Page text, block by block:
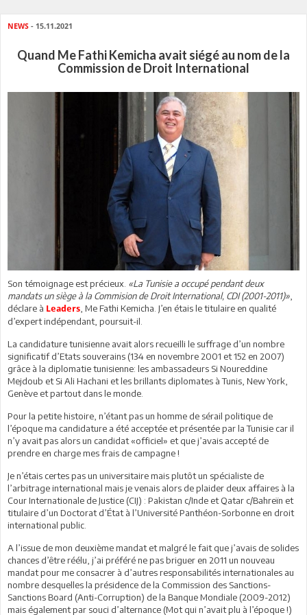
NEWS - 15.11.2021
Quand Me Fathi Kemicha avait siégé au nom de la
Commission de Droit International
Son témoignage est précieux. «La Tunisie a occupé pendant deux
mandats un siège à la Commision de Droit International, CDI (2001-2011)»
déclare à Leaders , Me Fathi Kemicha. J’en étais le titulaire en qualité
d’expert indépendant, poursuit-il.
La candidature tunisienne avait alors recueilli le suffrage d’un nombre
significatif d’Etats souverains (134 en novembre 2001 et 152 en 2007)
grâce à la diplomatie tunisienne: les ambassadeurs Si Noureddine
Mejdoub et Si Ali Hachani et les brillants diplomates à Tunis, New York,
Genève et partout dans le monde.
Pour la petite histoire, n’étant pas un homme de sérail politique de
l’époque ma candidature a été acceptée et présentée par la Tunisie car il
n’y avait pas alors un candidat «officiel» et que j’avais accepté de
prendre en charge mes frais de campagne !
Je n’étais certes pas un universitaire mais plutôt un spécialiste de
l’arbitrage international mais je venais alors de plaider deux affaires à la
Cour Internationale de Justice (CIJ) : Pakistan c/Inde et Qatar c/Bahreïn et
titulaire d’un Doctorat d’État à l’Université Panthéon-Sorbonne en droit
international public.
A l’issue de mon deuxième mandat et malgré le fait que j’avais de solides
chances d’être réélu, j’ai préféré ne pas briguer en 2011 un nouveau
mandat pour me consacrer à d’autres responsabilités internationales au
nombre desquelles la présidence de la Commission des Sanctions-
Sanctions Board (Anti-Corruption) de la Banque Mondiale (2009-2012)
mais également par souci d’alternance (Mot qui n’avait plu à l’époque !)